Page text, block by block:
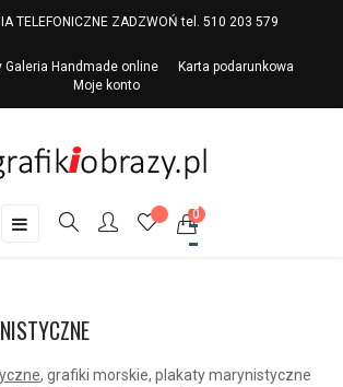
TELEFONICZNE ZADZWOŃ tel. 510 203 579
Galeria Handmade online
Karta podarunkowa
Moje konto
Toggle
☰ 0
, grafiki morskie, plakaty marynistyczne